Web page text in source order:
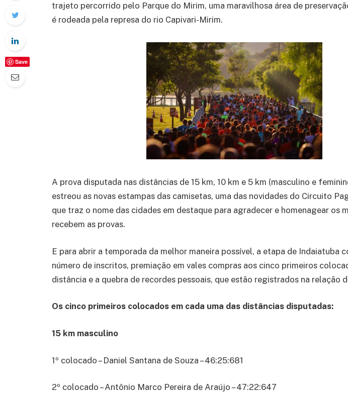
Save
trajeto percorrido pelo Parque do Mirim, uma maravilhosa área de
é rodeada pela represa do rio Capivari-Mirim.
A prova disputada nas distâncias de 15 km, 10 km e 5 km (masculino e
estreou as novas estampas das camisetas, uma das novidades do Circuito
que traz o nome das cidades em destaque para agradecer e homenagear os
recebem as provas.
E para abrir a temporada da melhor maneira possível, a etapa de Indaiatuba
número de inscritos, premiação em vales compras aos cinco primeiros
distância e a quebra de recordes pessoais, que estão registrados na relação
Os cinco primeiros colocados em cada uma das distâncias disputadas:
15 km masculino
1º colocado – Daniel Santana de Souza – 46:25:681
2º colocado – Antônio Marco Pereira de Araújo – 47:22:647